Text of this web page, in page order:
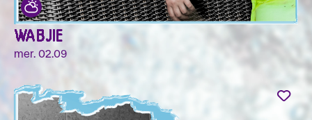
WABJIE
mer. 02.09